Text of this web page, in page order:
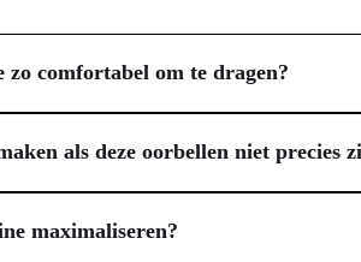
comfortabel om te dragen?
gemaakt zijn van katoen. Dit unieke
uitstraling van een statement sieraad,
als deze oorbellen niet precies
met katoenparel prachtig vinden, maar
om je ideeën te bespreken; samen kiezen
niet duur te zijn; wij zoeken altijd naar
maximaliseren?